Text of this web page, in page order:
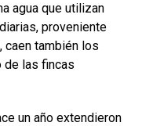
agua que utilizan
proveniente
caen también los
las fincas
un año extendieron